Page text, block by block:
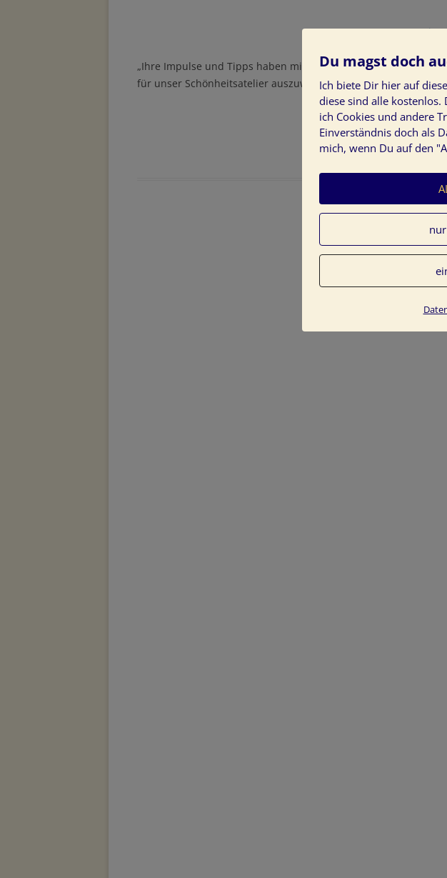
neue
„Ihre Impulse und Tipps haben mir bei der Entscheidung sehr
für unser Schönheitsatelier auszuwählen.“
Du magst doch
Ich biete Dir hier auf
diese sind alle kostenlos.
ich Cookies und andere
Einverständnis doch als
mich, wenn Du auf den